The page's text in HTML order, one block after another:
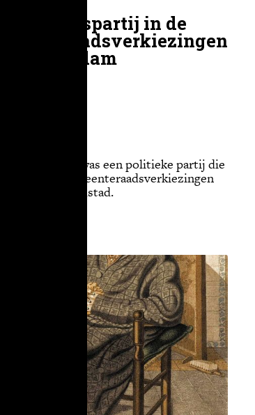
Vrije Sekspartij in de
Amsterdam
Vrije Sekspartij was een politieke partij die
aan de gemeenteraadsverkiezingen
1970 in de hoofdstad.